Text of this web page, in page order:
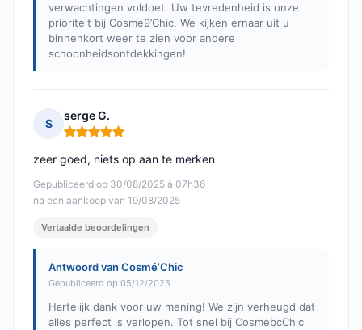
verwachtingen voldoet. Uw tevredenheid is onze
prioriteit bij Cosme9’Chic. We kijken ernaar uit u
binnenkort weer te zien voor andere
schoonheidsontdekkingen!
S
serge G.
Opmerking: 5 van 5
Gepubliceerd op 30/08/2025 à 07h36
na een aankoop van 19/08/2025
zeer goed, niets op aan te merken
Vertaalde beoordelingen
Antwoord van Cosmé’Chic
Gepubliceerd op 05/12/2025
Hartelijk dank voor uw mening! We zijn verheugd dat
alles perfect is verlopen. Tot snel bij CosmebcChic